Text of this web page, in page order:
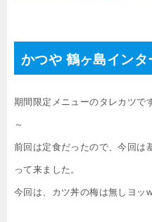
かつや 鶴ヶ島インタ
期間限定メニューのタレカツで
～
前回は定食だったので、今回は
って来ました。
今回は、カツ丼の梅は無しヨッw